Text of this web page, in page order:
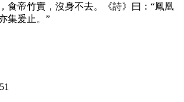
食帝竹實，沒身不去。《詩》曰：“鳳凰
集爰止。”